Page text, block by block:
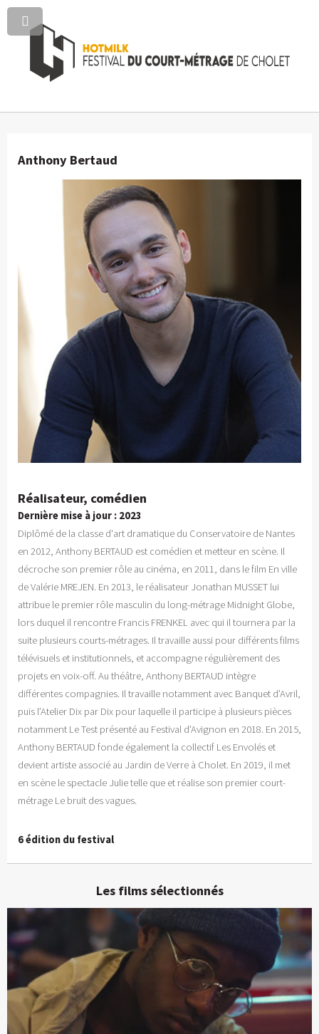
Anthony Bertaud
Réalisateur, comédien
Dernière mise à jour : 2023
Diplômé de la classe d'art dramatique du Conservatoire de Nantes
en 2012, Anthony BERTAUD est comédien et metteur en scène. Il
décroche son premier rôle au cinéma, en 2011, dans le film En ville
de Valérie MREJEN. En 2013, le réalisateur Jonathan MUSSET lui
attribue le premier rôle masculin du long-métrage Midnight Globe,
lors duquel il rencontre Francis FRENKEL avec qui il tournera par la
suite plusieurs courts-métrages. Il travaille aussi pour différents films
télévisuels et institutionnels, et accompagne régulièrement des
projets en voix-off. Au théâtre, Anthony BERTAUD intègre
différentes compagnies. Il travaille notamment avec Banquet d’Avril,
puis l’Atelier Dix par Dix pour laquelle il participe à plusieurs pièces
notamment Le Test présenté au Festival d’Avignon en 2018. En 2015,
Anthony BERTAUD fonde également la collectif Les Envolés et
devient artiste associé au Jardin de Verre à Cholet. En 2019, il met
en scène le spectacle Julie telle que et réalise son premier court-
métrage Le bruit des vagues.
6 édition du festival
Les films sélectionnés